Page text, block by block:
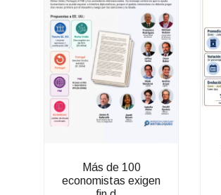
Más de 100
economistas exigen